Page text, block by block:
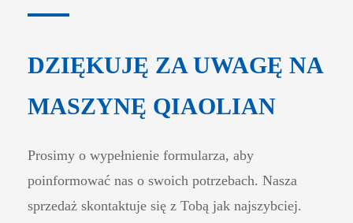
DZIĘKUJĘ ZA UWAGĘ NA
MASZYNĘ QIAOLIAN
Prosimy o wypełnienie formularza, aby
poinformować nas o swoich potrzebach. Nasza
sprzedaż skontaktuje się z Tobą jak najszybciej.